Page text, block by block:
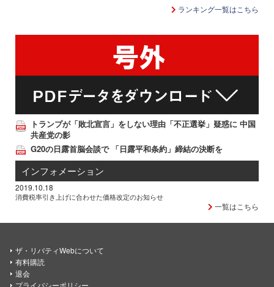
ランキング一覧はこちら
トランプが「敗北宣言」をしない理由「不正選挙」疑惑に 中国
共産党の影
G20の日露首脳会談で 「日露平和条約」締結の決断を
インフォメーション
2019.10.18
消費税率引き上げに合わせた価格改定のお知らせ
一覧はこちら
ザ・リバティWebについて
有料購読
退会
プライバシーポリシー